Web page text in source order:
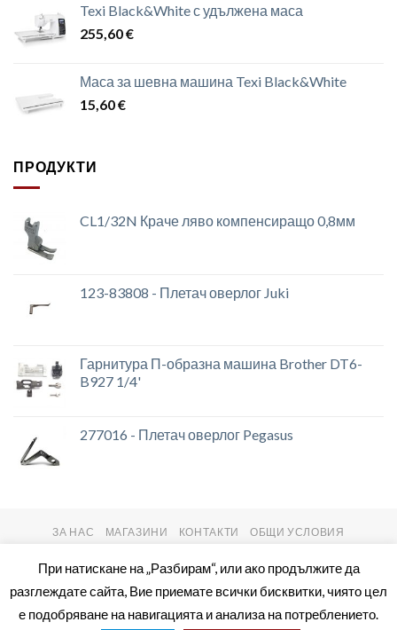
Texi Black&White с удължена маса
255,60€
Маса за шевна машина Texi Black&White
15,60€
ПРОДУКТИ
CL1/32N Краче ляво компенсиращо 0,8мм
123-83808 - Плетач оверлог Juki
Гарнитура П-образна машина Brother DT6-
B927 1/4'
277016 - Плетач оверлог Pegasus
ЗА НАС МАГАЗИНИ КОНТАКТИ ОБЩИ УСЛОВИЯ
При натискане на „Разбирам“, или ако продължите да
разглеждате сайта, Вие приемате всички бисквитки, чиято цел
е подобряване на навигацията и анализа на потреблението.